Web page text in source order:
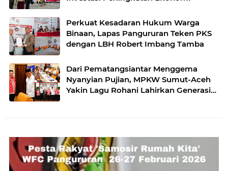
Perkuat Kesadaran Hukum Warga
Binaan, Lapas Pangururan Teken PKS
dengan LBH Robert Imbang Tamba
Dari Pematangsiantar Menggema
Nyanyian Pujian, MPKW Sumut-Aceh
Yakin Lagu Rohani Lahirkan Generasi